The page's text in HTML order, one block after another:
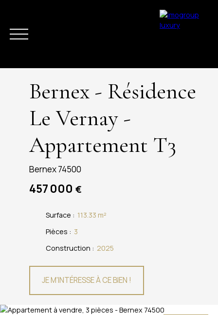
ACHETER LA RÉGION
Bernex - Résidence
Le Vernay -
Appartement T3
Bernex 74500
457 000 €
Surface : 113.33 m²
Pièces : 3
Construction : 2025
JE M'INTÉRESSE À CE BIEN !